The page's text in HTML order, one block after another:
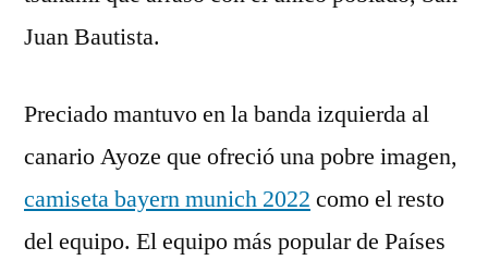
Juan Bautista.
Preciado mantuvo en la banda izquierda al
canario Ayoze que ofreció una pobre imagen,
camiseta bayern munich 2022 como el resto
del equipo. El equipo más popular de Países